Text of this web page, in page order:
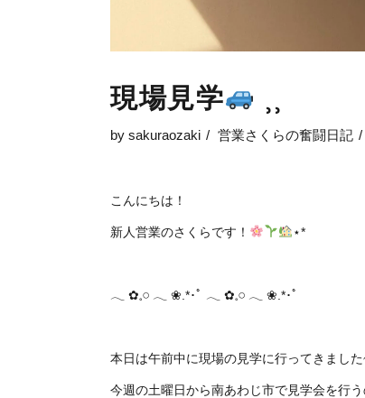
現場見学 ⸒⸒
by sakuraozaki 営業さくらの奮闘日記
こんにちは！
新人営業のさくらです！ ⋆*
𓂃 ✿𓈒𓏸 ‪‪𓂃 ❀.*･ﾟ 𓂃 ✿𓈒𓏸 ‪‪𓂃 ❀.*･ﾟ
本日は午前中に現場の見学に行ってきました
今週の土曜日から南あわじ市で見学会を行